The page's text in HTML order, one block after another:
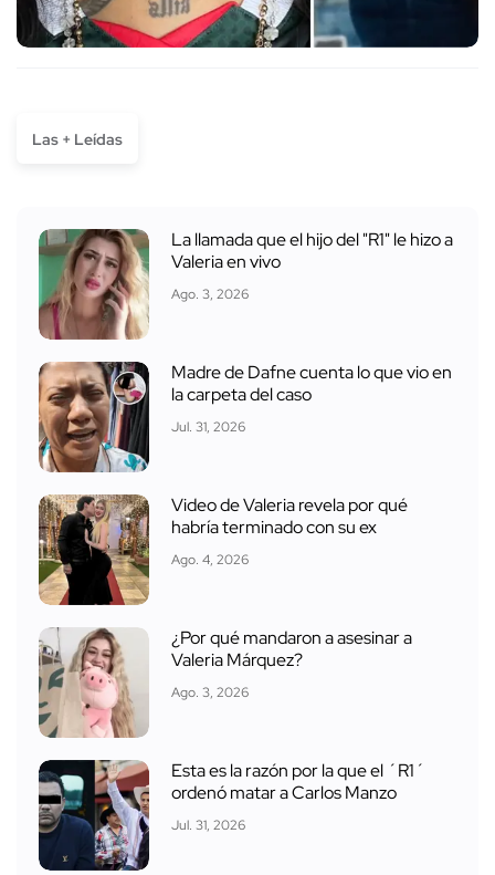
Las + Leídas
La llamada que el hijo del "R1" le hizo a
Valeria en vivo
Ago. 3, 2026
Madre de Dafne cuenta lo que vio en
la carpeta del caso
Jul. 31, 2026
Video de Valeria revela por qué
habría terminado con su ex
Ago. 4, 2026
¿Por qué mandaron a asesinar a
Valeria Márquez?
Ago. 3, 2026
Esta es la razón por la que el ´R1´
ordenó matar a Carlos Manzo
Jul. 31, 2026